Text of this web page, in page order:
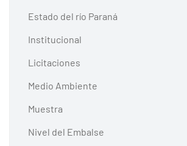
Estado del río Paraná
Institucional
Licitaciones
Medio Ambiente
Muestra
Nivel del Embalse